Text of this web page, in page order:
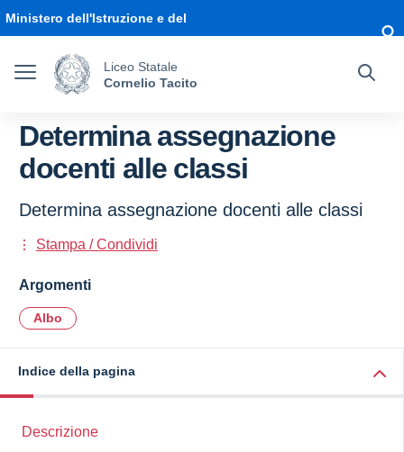
Ministero dell'Istruzione e del
Liceo Statale
Cornelio Tacito
Determina assegnazione
docenti alle classi
Determina assegnazione docenti alle classi
Stampa / Condividi
Argomenti
Albo
Indice della pagina
Descrizione